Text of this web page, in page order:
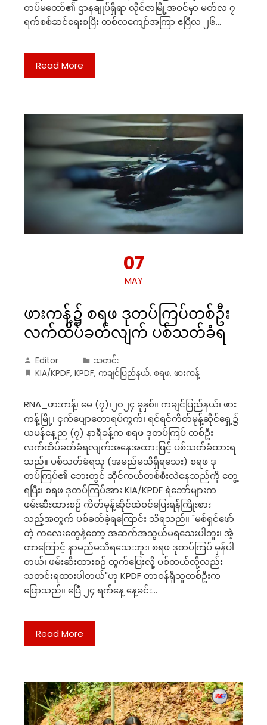
တပ်မတော်၏ ဌာနချုပ်ရှိရာ လိုင်ဇာမြို့အဝင်မှာ မတ်လ ၇
ရက်စစ်ဆင်ရေးစပြီး တစ်လကျော်အကြာ ဧပြီလ ၂၆…
Read More
07
MAY
ဖားကန့်၌ စရဖ ဒုတပ်ကြပ်တစ်ဦး
လက်ထိပ်ခတ်လျက် ပစ်သတ်ခံရ
Editor
သတင်း
KIA/KPDF, KPDF, ကချင်ပြည်နယ်, စရဖ, ဖားကန့်
RNA_ဖားကန့်၊ မေ (၇)၊၂၀၂၄ ခုနှစ်။ ကချင်ပြည်နယ်၊ ဖား
ကန့်မြို့၊ ငှက်ပျောတောရပ်ကွက်၊ ရင်ရင်ကိတ်မုန့်ဆိုင်ရှေ့၌
ယမန်နေ့ည (၇) နာရီခန့်က စရဖ ဒုတပ်ကြပ် တစ်ဦး
လက်ထိပ်ခတ်ခံရလျက်အနေအထားဖြင့် ပစ်သတ်ခံထားရ
သည်။ ပစ်သတ်ခံရသူ (အမည်မသိရှိရသေး) စရဖ ဒု
တပ်ကြပ်၏ ဘေးတွင် ‌ဆိုင်ကယ်တစ်စီးလဲနေသည်ကို တွေ့
ရပြီး၊ စရဖ ဒုတပ်ကြပ်အား KIA/KPDF ရဲဘော်များက
ဖမ်းဆီးထားစဉ် ကိတ်မုန့်ဆိုင်ထဲဝင်ပြေးရန်ကြိုးစား
သည့်အတွက် ပစ်ခတ်ခဲ့ရကြောင်း သိရသည်။ "မစ်ရှင်ဖော်
တဲ့ ကလေးတွေနဲ့တော့ အဆက်အသွယ်မရသေးပါဘူး၊ အဲ့
တာကြောင့် နာမည်မသိရသေးဘူး၊ စရဖ ဒုတပ်ကြပ် မှန်ပါ
တယ်၊ ဖမ်းဆီးထားစဉ် ထွက်ပြေးလို့ ပစ်တယ်လို့လည်း
သတင်းရထားပါတယ်"ဟု KPDF တာဝန်ရှိသူတစ်ဦးက
ပြောသည်။ ဧပြီ ၂၄ ရက်နေ့ နေ့ခင်း…
Read More